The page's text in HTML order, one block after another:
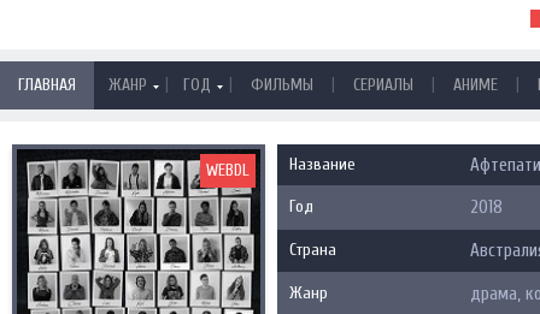
ГЛАВНАЯ ЖАНР | ГОД | ФИЛЬМЫ | СЕРИАЛЫ | АНИМЕ |
WEBDL Название
Год 2018
Страна
Жанр драма,